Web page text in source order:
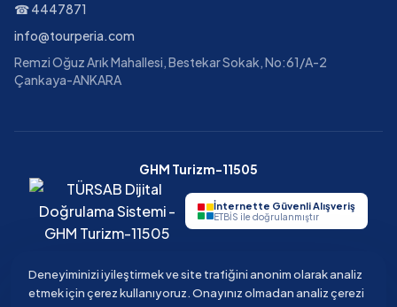
☎4447871
info@tourperia.com
Remzi Oğuz Arık Mahallesi, Bestekar Sokak, No:61/A-2
Çankaya-ANKARA
GHM Turizm-11505
İnternette Güvenli Alışveriş
ETBİS ile doğrulanmıştır
2026 Tourperia Seyahat Acentesi
Deneyiminizi iyileştirmek ve site trafiğini anonim olarak analiz
etmek için çerez kullanıyoruz. Onayınız olmadan analiz çerezi